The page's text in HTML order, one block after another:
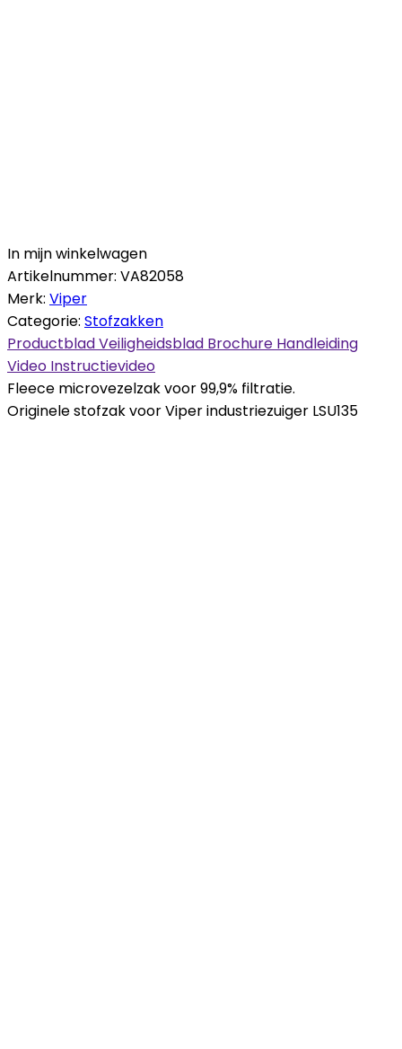
In mijn winkelwagen
Artikelnummer: VA82058
Merk: Viper
Categorie: Stofzakken
ProductbladVeiligheidsblad Brochure Handleiding
Video Instructievideo
Fleece microvezelzak voor 99,9% filtratie.
Originele stofzak voor Viper industriezuiger LSU135